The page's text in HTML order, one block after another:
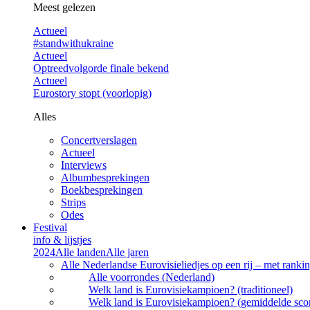
Meest gelezen
Actueel
#standwithukraine
Actueel
Optreedvolgorde finale bekend
Actueel
Eurostory stopt (voorlopig)
Alles
Concertverslagen
Actueel
Interviews
Albumbesprekingen
Boekbesprekingen
Strips
Odes
Festival
info & lijstjes
2024Alle landenAlle jaren
Alle Nederlandse Eurovisieliedjes op een rij – met
Alle voorrondes (Nederland)
Welk land is Eurovisiekampioen? (traditioneel)
Welk land is Eurovisiekampioen? (gemiddelde